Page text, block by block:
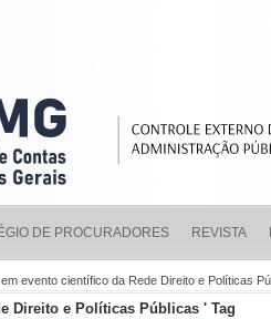
DE PROCURADORES REVISTA
evento científico da Rede Direito e Políticas
Direito e Políticas Públicas ' Tag